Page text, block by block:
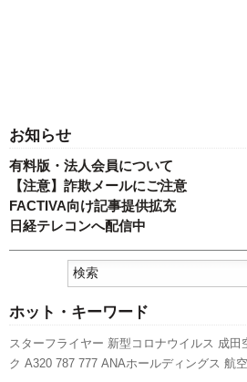
お知らせ
有料版・法人会員について
【注意】詐欺メールにご注意
FACTIVA向け記事提供拡充
日経テレコンへ配信中
ホット・キーワード
スターフライヤー 新型コロナウイルス 成田
ク A320 787 777 ANAホールディングス 航